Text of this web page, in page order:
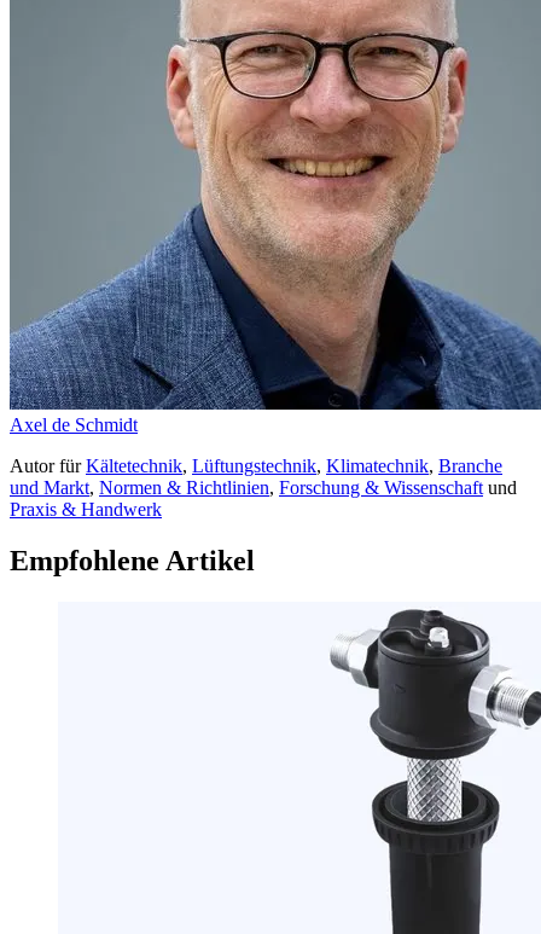
Axel de Schmidt
AutorfürKältetechnik, Lüftungstechnik, Klimatechnik, Branche
und Markt, Normen & Richtlinien, Forschung & Wissenschaftund
Praxis & Handwerk
Empfohlene Artikel